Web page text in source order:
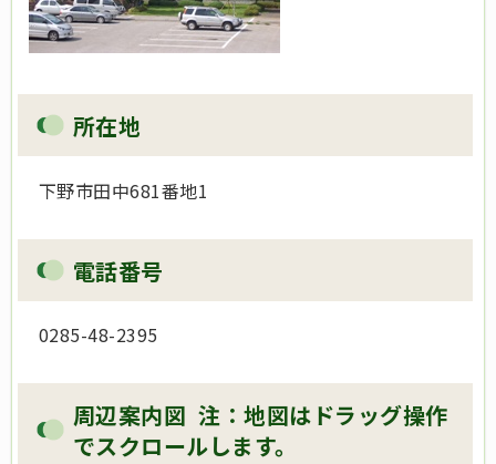
所在地
下野市田中681番地1
電話番号
0285-48-2395
周辺案内図 注：地図はドラッグ操作
でスクロールします。